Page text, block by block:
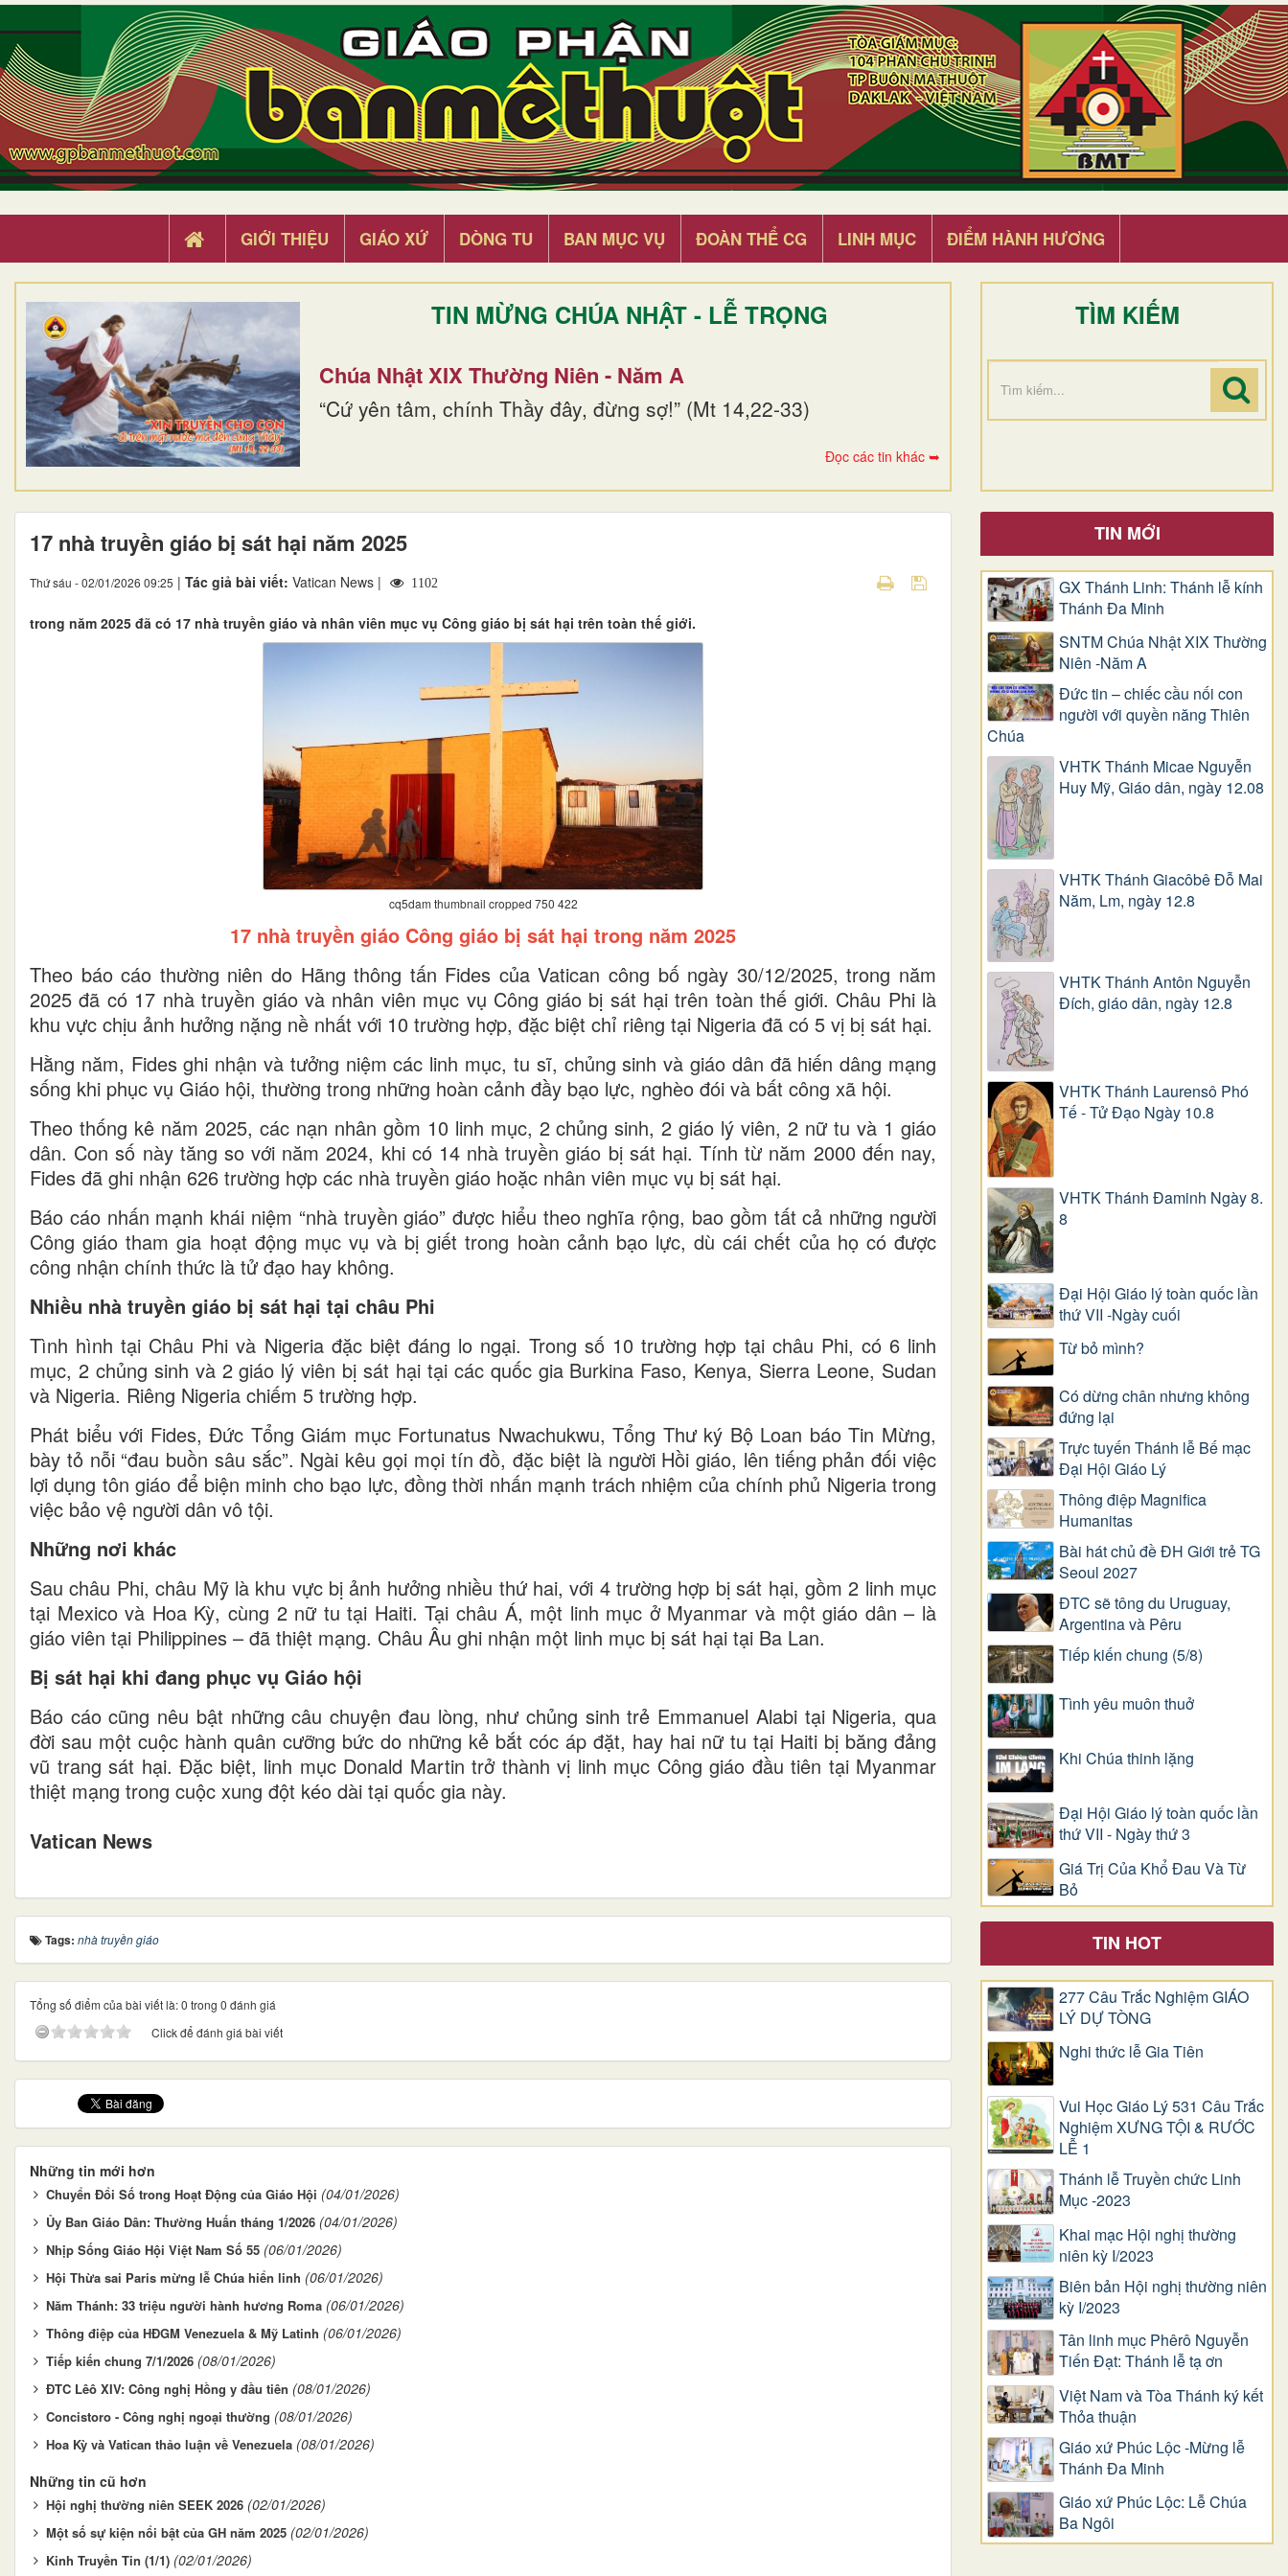
GIỚI THIỆU GIÁO XỨ DÒNG TU BAN MỤC VỤ ĐOÀN THỂ CG LINH MỤC ĐIỂM HÀNH HƯƠNG
TIN MỪNG CHÚA NHẬT - LỄ TRỌNG
Chúa Nhật XIX Thường Niên - Năm A
“Cứ yên tâm, chính Thầy đây, đừng sợ!” (Mt 14,22-33)
Đọc các tin khác ➥
TÌM KIẾM
17 nhà truyền giáo bị sát hại năm 2025
Thứ sáu - 02/01/2026 09:25 | Tác giả bài viết: Vatican News | 1102
trong năm 2025 đã có 17 nhà truyền giáo và nhân viên mục vụ Công giáo bị sát hại trên toàn thế giới.
cq5dam thumbnail cropped 750 422
17 nhà truyền giáo Công giáo bị sát hại trong năm 2025
Theo báo cáo thường niên do Hãng thông tấn Fides của Vatican công bố ngày 30/12/2025, trong năm
2025 đã có 17 nhà truyền giáo và nhân viên mục vụ Công giáo bị sát hại trên toàn thế giới. Châu Phi là
khu vực chịu ảnh hưởng nặng nề nhất với 10 trường hợp, đặc biệt chỉ riêng tại Nigeria đã có 5 vị bị sát hại.
Hằng năm, Fides ghi nhận và tưởng niệm các linh mục, tu sĩ, chủng sinh và giáo dân đã hiến dâng mạng
sống khi phục vụ Giáo hội, thường trong những hoàn cảnh đầy bạo lực, nghèo đói và bất công xã hội.
Theo thống kê năm 2025, các nạn nhân gồm 10 linh mục, 2 chủng sinh, 2 giáo lý viên, 2 nữ tu và 1 giáo
dân. Con số này tăng so với năm 2024, khi có 14 nhà truyền giáo bị sát hại. Tính từ năm 2000 đến nay,
Fides đã ghi nhận 626 trường hợp các nhà truyền giáo hoặc nhân viên mục vụ bị sát hại.
Báo cáo nhấn mạnh khái niệm “nhà truyền giáo” được hiểu theo nghĩa rộng, bao gồm tất cả những người
Công giáo tham gia hoạt động mục vụ và bị giết trong hoàn cảnh bạo lực, dù cái chết của họ có được
công nhận chính thức là tử đạo hay không.
Nhiều nhà truyền giáo bị sát hại tại châu Phi
Tình hình tại Châu Phi và Nigeria đặc biệt đáng lo ngại. Trong số 10 trường hợp tại châu Phi, có 6 linh
mục, 2 chủng sinh và 2 giáo lý viên bị sát hại tại các quốc gia Burkina Faso, Kenya, Sierra Leone, Sudan
và Nigeria. Riêng Nigeria chiếm 5 trường hợp.
Phát biểu với Fides, Đức Tổng Giám mục Fortunatus Nwachukwu, Tổng Thư ký Bộ Loan báo Tin Mừng,
bày tỏ nỗi “đau buồn sâu sắc”. Ngài kêu gọi mọi tín đồ, đặc biệt là người Hồi giáo, lên tiếng phản đối việc
lợi dụng tôn giáo để biện minh cho bạo lực, đồng thời nhấn mạnh trách nhiệm của chính phủ Nigeria trong
việc bảo vệ người dân vô tội.
Những nơi khác
Sau châu Phi, châu Mỹ là khu vực bị ảnh hưởng nhiều thứ hai, với 4 trường hợp bị sát hại, gồm 2 linh mục
tại Mexico và Hoa Kỳ, cùng 2 nữ tu tại Haiti. Tại châu Á, một linh mục ở Myanmar và một giáo dân – là
giáo viên tại Philippines – đã thiệt mạng. Châu Âu ghi nhận một linh mục bị sát hại tại Ba Lan.
Bị sát hại khi đang phục vụ Giáo hội
Báo cáo cũng nêu bật những câu chuyện đau lòng, như chủng sinh trẻ Emmanuel Alabi tại Nigeria, qua
đời sau một cuộc hành quân cưỡng bức do những kẻ bắt cóc áp đặt, hay hai nữ tu tại Haiti bị băng đảng
vũ trang sát hại. Đặc biệt, linh mục Donald Martin trở thành vị linh mục Công giáo đầu tiên tại Myanmar
thiệt mạng trong cuộc xung đột kéo dài tại quốc gia này.
Vatican News
Tags: nhà truyền giáo
Tổng số điểm của bài viết là: 0 trong 0 đánh giá
Click để đánh giá bài viết
Những tin mới hơn
Chuyển Đổi Số trong Hoạt Động của Giáo Hội (04/01/2026)
Ủy Ban Giáo Dân: Thường Huấn tháng 1/2026 (04/01/2026)
Nhịp Sống Giáo Hội Việt Nam Số 55 (06/01/2026)
Hội Thừa sai Paris mừng lễ Chúa hiển linh (06/01/2026)
Năm Thánh: 33 triệu người hành hương Roma (06/01/2026)
Thông điệp của HĐGM Venezuela & Mỹ Latinh (06/01/2026)
Tiếp kiến chung 7/1/2026 (08/01/2026)
ĐTC Lêô XIV: Công nghị Hồng y đầu tiên (08/01/2026)
Concistoro - Công nghị ngoại thường (08/01/2026)
Hoa Kỳ và Vatican thảo luận về Venezuela (08/01/2026)
Những tin cũ hơn
Hội nghị thường niên SEEK 2026 (02/01/2026)
Một số sự kiện nổi bật của GH năm 2025 (02/01/2026)
Kinh Truyền Tin (1/1) (02/01/2026)
TIN MỚI
GX Thánh Linh: Thánh lễ kính
Thánh Đa Minh
SNTM Chúa Nhật XIX Thường
Niên -Năm A
Đức tin – chiếc cầu nối con
người với quyền năng Thiên
Chúa
VHTK Thánh Micae Nguyễn
Huy Mỹ, Giáo dân, ngày 12.08
VHTK Thánh Giacôbê Ðỗ Mai
Năm, Lm, ngày 12.8
VHTK Thánh Antôn Nguyễn
Ðích, giáo dân, ngày 12.8
VHTK Thánh Laurensô Phó
Tế - Tử Đạo Ngày 10.8
VHTK Thánh Đaminh Ngày 8.
8
Đại Hội Giáo lý toàn quốc lần
thứ VII -Ngày cuối
Từ bỏ mình?
Có dừng chân nhưng không
đứng lại
Trực tuyến Thánh lễ Bế mạc
Đại Hội Giáo Lý
Thông điệp Magnifica
Humanitas
Bài hát chủ đề ĐH Giới trẻ TG
Seoul 2027
ĐTC sẽ tông du Uruguay,
Argentina và Pêru
Tiếp kiến chung (5/8)
Tình yêu muôn thuở
Khi Chúa thinh lặng
Đại Hội Giáo lý toàn quốc lần
thứ VII - Ngày thứ 3
Giá Trị Của Khổ Ðau Và Từ
Bỏ
TIN HOT
277 Câu Trắc Nghiệm GIÁO
LÝ DỰ TÒNG
Nghi thức lễ Gia Tiên
Vui Học Giáo Lý 531 Câu Trắc
Nghiệm XƯNG TỘI & RƯỚC
LỄ 1
Thánh lễ Truyền chức Linh
Mục -2023
Khai mạc Hội nghị thường
niên kỳ I/2023
Biên bản Hội nghị thường niên
kỳ I/2023
Tân linh mục Phêrô Nguyễn
Tiến Đạt: Thánh lễ tạ ơn
Việt Nam và Tòa Thánh ký kết
Thỏa thuận
Giáo xứ Phúc Lộc -Mừng lễ
Thánh Đa Minh
Giáo xứ Phúc Lộc: Lễ Chúa
Ba Ngôi